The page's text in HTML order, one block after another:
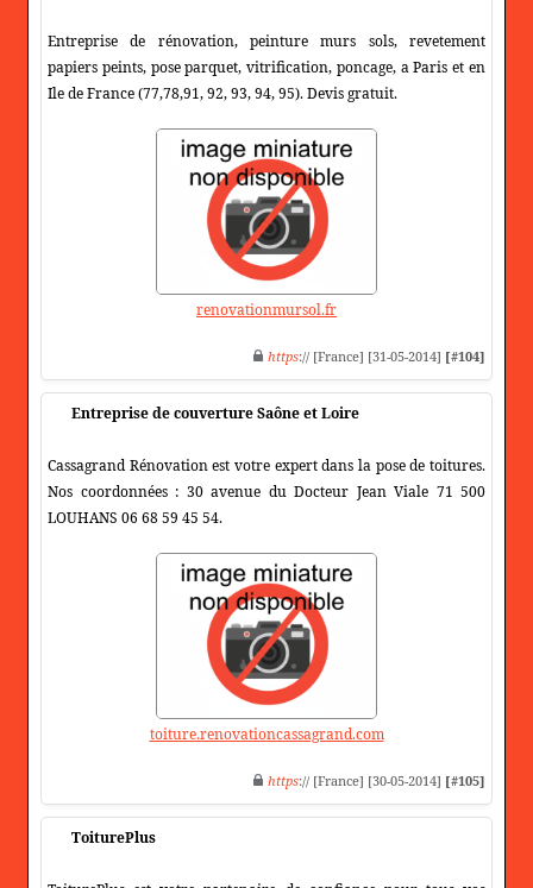
Entreprise de rénovation, peinture murs sols, revetement
papiers peints, pose parquet, vitrification, poncage, a Paris et en
Ile de France (77,78,91, 92, 93, 94, 95). Devis gratuit.
renovationmursol.fr
https:// [France] [31-05-2014] [#104]
Entreprise de couverture Saône et Loire
Cassagrand Rénovation est votre expert dans la pose de toitures.
Nos coordonnées : 30 avenue du Docteur Jean Viale 71 500
LOUHANS 06 68 59 45 54.
toiture.renovationcassagrand.com
https:// [France] [30-05-2014] [#105]
ToiturePlus